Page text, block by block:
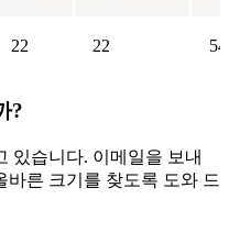
22 22 54
?
있습니다. 이메일을 보내
른 크기를 찾도록 도와 드